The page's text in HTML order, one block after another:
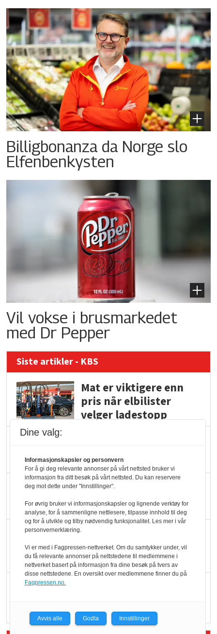
Billigbonanza da Norge slo
Elfenbenkysten
Vil vokse i brusmarkedet
med Dr Pepper
Siste artikler - KBS
Mat er viktigere enn
pris når elbilister
velger ladestopp
legger ned hver måned
Potetball, kylling og 98
oktan
KBS-bransjen i
endring: Stadig større
serveringstilbud
Dine valg:
Informasjonskapsler og personvern
For å gi deg relevante annonser på vårt nettsted bruker vi
informasjon fra ditt besøk på vårt nettsted. Du kan reservere
deg mot dette under "Innstillinger".
For øvrig bruker vi informasjonskapsler og lignende verktøy for
analyse, for å sammenligne nettlesere, tilpasse innhold til deg
og for å utvikle og tilby nødvendig funksjonalitet. Les mer i vår
personvernerklæring.
Vi er med i Fagpressen-nettverket. Om du samtykker under, vil
du få relevante annonser på nettstedene til medlemmene i
nettverket basert på informasjon fra dine besøk på tvers av
disse nettstedene. En oversikt over medlemmene finner du på
Fagpressen.no.
Avvis alle Godta Innstillinger